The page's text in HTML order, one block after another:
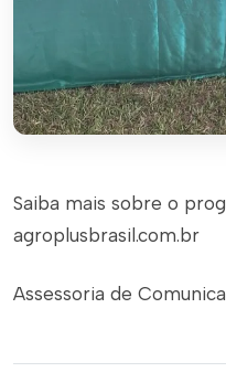
Saiba mais sobre o
agroplusbrasil.com.br
Assessoria de